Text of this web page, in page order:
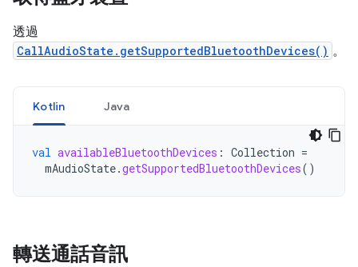
透過
CallAudioState.getSupportedBluetoothDevices() 。
Kotlin Java
val availableBluetoothDevices : Collection =
mAudioState.getSupportedBluetoothDevices()
轉送通話音訊